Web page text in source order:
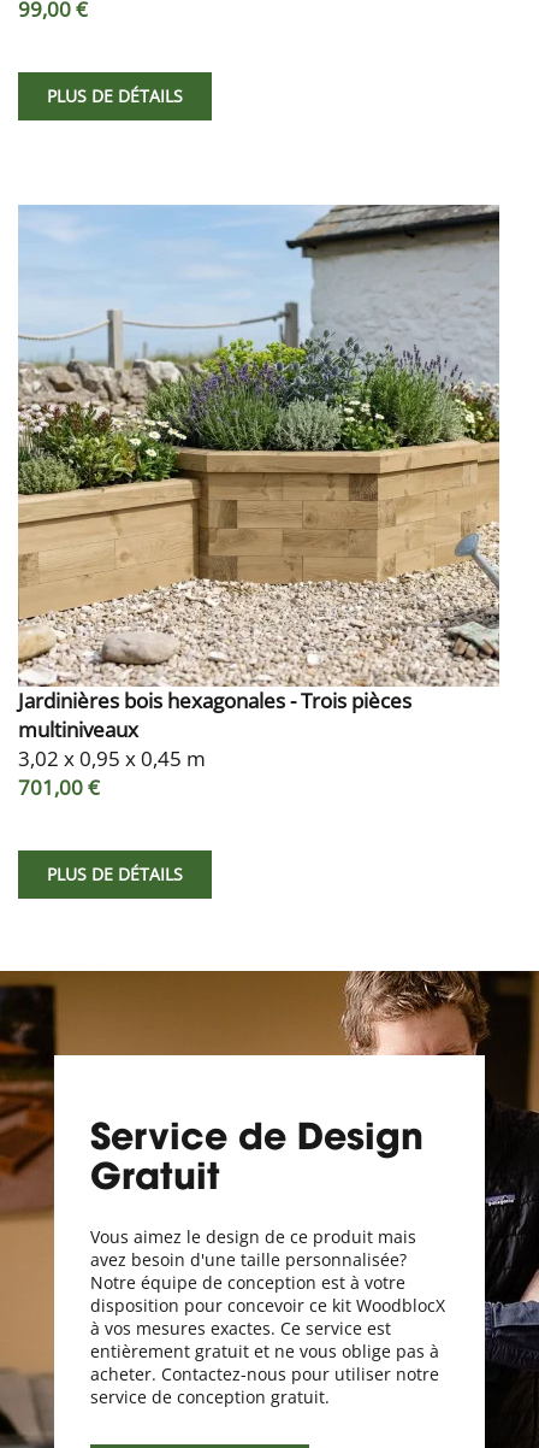
99,00 €
PLUS DE DÉTAILS
Jardinières bois hexagonales - Trois pièces
multiniveaux
3,02 x 0,95 x 0,45 m
701,00 €
PLUS DE DÉTAILS
Service de Design
Gratuit
Vous aimez le design de ce produit mais
avez besoin d'une taille personnalisée?
Notre équipe de conception est à votre
disposition pour concevoir ce kit WoodblocX
à vos mesures exactes. Ce service est
entièrement gratuit et ne vous oblige pas à
acheter. Contactez-nous pour utiliser notre
service de conception gratuit.